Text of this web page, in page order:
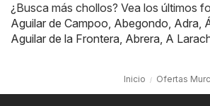
¿Busca más chollos? Vea los últimos
Aguilar de Campoo, Abegondo, Adra,
Aguilar de la Frontera, Abrera, A
Inicio Ofertas